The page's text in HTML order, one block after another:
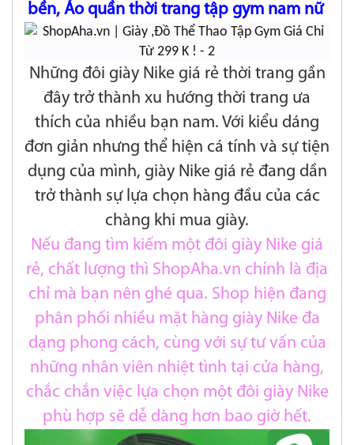
bền, Áo quần thời trang tập gym nam nữ
Những đôi giày Nike giá rẻ thời trang gần
đây trở thành xu hướng thời trang ưa
thích của nhiều bạn nam. Với kiểu dáng
đơn giản nhưng thể hiện cá tính và sự tiện
dụng của mình, giày Nike giá rẻ đang dần
trở thành sự lựa chọn hàng đầu của các
chàng khi mua giày.
Nếu đang tìm kiếm một đôi giày Nike giá
rẻ, chất lượng thì ShopAha.vn chính là địa
chỉ mà bạn nên ghé qua. Shop hiện đang
phân phối nhiều mặt hàng giày Nike đa
dạng phong cách, cùng với sự tư vấn của
những nhân viên nhiệt tình tại cửa hàng,
chắc chắn việc lựa chọn một đôi giày Nike
phù hợp sẽ dễ dàng hơn bao giờ hết.